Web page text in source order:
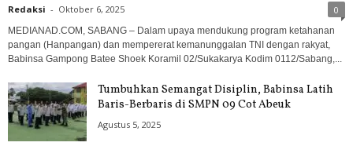
Redaksi - Oktober 6, 2025 0
MEDIANAD.COM, SABANG – Dalam upaya mendukung program ketahanan
pangan (Hanpangan) dan mempererat kemanunggalan TNI dengan rakyat,
Babinsa Gampong Batee Shoek Koramil 02/Sukakarya Kodim 0112/Sabang,...
Tumbuhkan Semangat Disiplin, Babinsa Latih
Baris-Berbaris di SMPN 09 Cot Abeuk
Agustus 5, 2025